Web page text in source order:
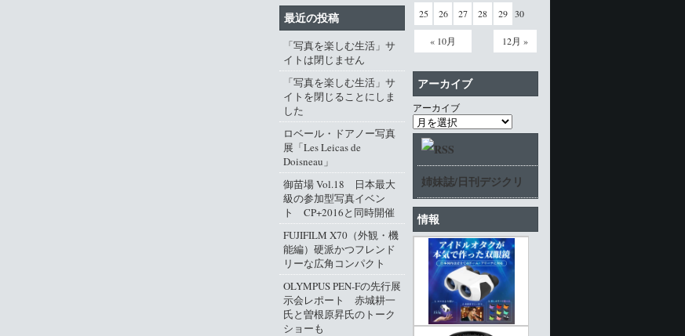
« 10月 12月 »
25 26 27 28 29 30
アーカイブ
アーカイブ
姉妹誌/日刊デジクリ
情報
最近の投稿
「写真を楽しむ生活」サ
イトは閉じません
「写真を楽しむ生活」サ
イトを閉じることにしま
した
ロベール・ドアノー写真
展「Les Leicas de
Doisneau」
御苗場 Vol.18 日本最大
級の参加型写真イベン
ト CP+2016と同時開催
FUJIFILM X70（外観・機
能編）硬派かつフレンド
リーな広角コンパクト
OLYMPUS PEN-Fの先行展
示会レポート 赤城耕一
氏と曽根原昇氏のトーク
ショーも